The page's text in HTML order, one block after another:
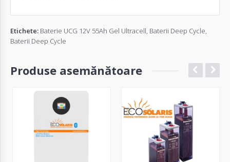
Etichete: Baterie UCG 12V 55Ah Gel Ultracell, Baterii Deep Cycle,
Baterii Deep Cycle
Produse asemănătoare